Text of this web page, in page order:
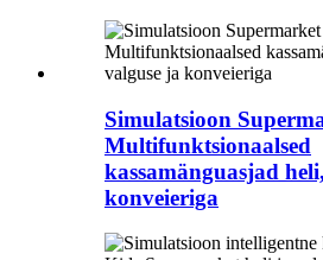
Simulatsioon
Multifunktsionaalsed
kassamänguasjad
konveieriga